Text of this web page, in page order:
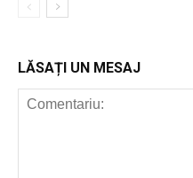
LĂSAȚI UN MESAJ